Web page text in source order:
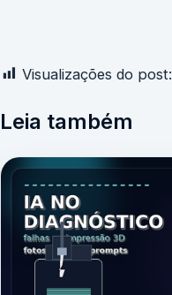
Visualizações do post:
Leia também